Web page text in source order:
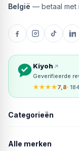
België — betaal met
Kiyoh
Geverifieerde
★★★★7,8·
Categorieën
Alle merken